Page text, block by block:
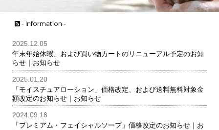
- Information -
2025.12.05
年末年始休暇、および買い物カートのリニューアル予定のお知
らせ｜お知らせ
2025.01.20
「モイスチュアローション」価格改定、および送料無料対象金
額改定のお知らせ｜お知らせ
2024.09.18
「プレミアム・フェイシャルソープ」価格改定のお知らせ｜お